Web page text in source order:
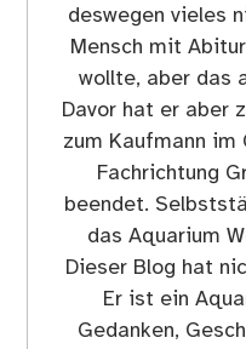
deswegen vieles
Mensch mit
wollte, aber das
Davor hat er aber
zum Kaufmann im
Fachrichtung
beendet.
das Aquarium
Dieser Blog hat
Er ist ein
Gedanken,